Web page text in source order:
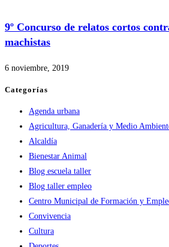
9º Concurso de relatos cortos
machistas
6 noviembre, 2019
Categorías
Agenda urbana
Agricultura, Ganadería y Medio
Alcaldía
Bienestar Animal
Blog escuela taller
Blog taller empleo
Centro Municipal de Formación y
Convivencia
Cultura